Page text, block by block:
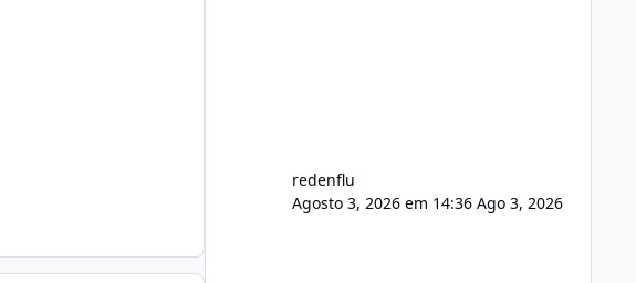
redenflu
Agosto 3, 2026 em 14:36 Ago 3, 2026